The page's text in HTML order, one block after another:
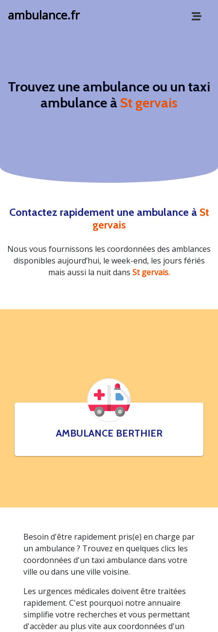
ambulance.fr
Trouvez une ambulance ou un taxi
ambulance à St gervais
Contactez rapidement une ambulance à St
gervais
Nous vous fournissons les coordonnées des amblances
disponibles aujourd’hui, le week-end, les jours fériés
mais aussi la nuit dans St gervais.
AMBULANCE BERTHIER
Besoin d'être rapidement pris(e) en charge par
un ambulance ? Trouvez en quelques clics les
coordonnées d'un taxi ambulance dans votre
ville ou dans une ville voisine.
Les urgences médicales doivent être traitées
rapidement. C'est pourquoi notre annuaire
simplifie votre recherches et vous permettant
d'accèder au plus vite aux coordonnées d'un